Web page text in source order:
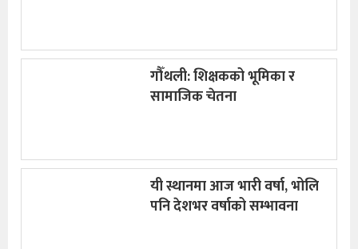
गौँथली: शिक्षकको भूमिका र
सामाजिक चेतना
यी स्थानमा आज भारी वर्षा, भोलि
पनि देशभर वर्षाको सम्भावना